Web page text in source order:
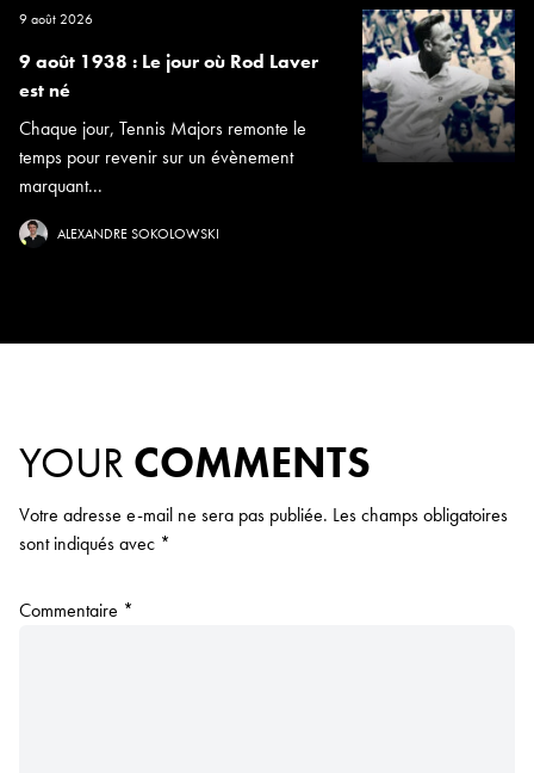
9 août 2026
9 août 1938 : Le jour où Rod Laver
est né
Chaque jour, Tennis Majors remonte le
temps pour revenir sur un évènement
marquant...
ALEXANDRE SOKOLOWSKI
YOUR COMMENTS
Votre adresse e-mail ne sera pas publiée. Les champs obligatoires
sont indiqués avec *
Commentaire *